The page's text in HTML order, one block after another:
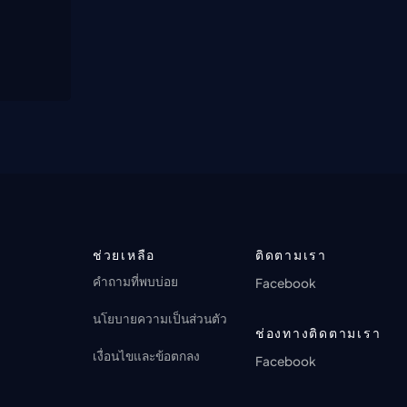
ช่วยเหลือ
คำถามที่พบบ่อย
นโยบายความเป็นส่วนตัว
เงื่อนไขและข้อตกลง
ติดตามเรา
Facebook
ช่องทางติดตามเรา
Facebook